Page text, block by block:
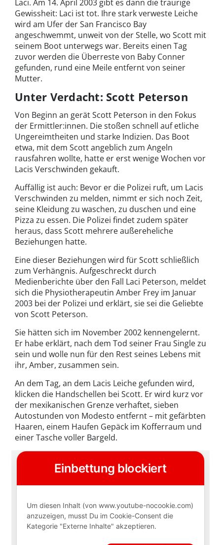
Laci. Am 14. April 2003 gibt es dann die traurige
Gewissheit: Laci ist tot. Ihre stark verweste Leiche
wird am Ufer der San Francisco Bay
angeschwemmt, unweit von der Stelle, wo Scott mit
seinem Boot unterwegs war. Bereits einen Tag
zuvor werden die Überreste von Baby Conner
gefunden, rund eine Meile entfernt von seiner
Mutter.
Unter Verdacht: Scott Peterson
Von Beginn an gerät Scott Peterson in den Fokus
der Ermittler:innen. Die stoßen schnell auf etliche
Ungereimtheiten und starke Indizien. Das Boot
etwa, mit dem Scott angeblich zum Angeln
rausfahren wollte, hatte er erst wenige Wochen vor
Lacis Verschwinden gekauft.
Auffällig ist auch: Bevor er die Polizei ruft, um Lacis
Verschwinden zu melden, nimmt er sich noch Zeit,
seine Kleidung zu waschen, zu duschen und eine
Pizza zu essen. Die Polizei findet zudem später
heraus, dass Scott mehrere außereheliche
Beziehungen hatte.
Eine dieser Beziehungen wird für Scott schließlich
zum Verhängnis. Aufgeschreckt durch
Medienberichte über den Fall Laci Peterson, meldet
sich die Physiotherapeutin Amber Frey im Januar
2003 bei der Polizei und erklärt, sie sei die Geliebte
von Scott Peterson.
Sie hätten sich im November 2002 kennengelernt.
Er habe erklärt, nach dem Tod seiner Frau Single zu
sein und wolle nun für den Rest seines Lebens mit
ihr, Amber, zusammen sein.
An dem Tag, an dem Lacis Leiche gefunden wird,
klicken die Handschellen bei Scott. Er wird kurz vor
der mexikanischen Grenze verhaftet, sieben
Autostunden von Modesto entfernt – mit gefärbten
Haaren, einem Haufen Gepäck im Kofferraum und
einer Tasche voller Bargeld.